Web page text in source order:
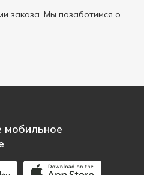
заказа. Мы позаботимся о
мобильное